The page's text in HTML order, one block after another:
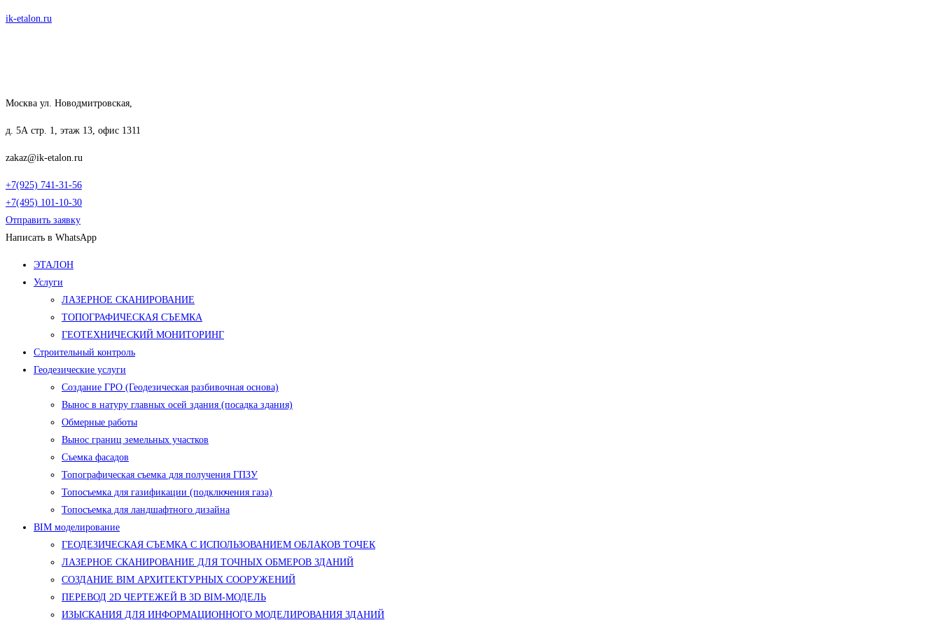
Перейти
ik-etalon.ru
Москва ул. Новодмитровская,
д. 5А стр. 1, этаж 13, офис 1311
zakaz@ik-etalon.ru
+7(925) 741-31-56
+7(495) 101-10-30
Отправить заявку
Написать в WhatsApp
Меню
ЭТАЛОН
Услуги
ЛАЗЕРНОЕ СКАНИРОВАНИЕ
ТОПОГРАФИЧЕСКАЯ СЪЕМКА
ГЕОТЕХНИЧЕСКИЙ МОНИТОРИНГ
Строительный контроль
Геодезические услуги
Создание ГРО (Геодезическая разбивочная основа)
Вынос в натуру главных осей здания (посадка здания)
Обмерные работы
Вынос границ земельных участков
Съемка фасадов
Топографическая съемка для получения ГПЗУ
Топосъемка для газификации (подключения газа)
Топосъемка для ландшафтного дизайна
BIM моделирование
ГЕОДЕЗИЧЕСКАЯ СЪЕМКА С ИСПОЛЬЗОВАНИЕМ ОБЛАКОВ ТОЧЕК
ЛАЗЕРНОЕ СКАНИРОВАНИЕ ДЛЯ ТОЧНЫХ ОБМЕРОВ ЗДАНИЙ
СОЗДАНИЕ BIM АРХИТЕКТУРНЫХ СООРУЖЕНИЙ
ПЕРЕВОД 2D ЧЕРТЕЖЕЙ В 3D BIM-МОДЕЛЬ
ИЗЫСКАНИЯ ДЛЯ ИНФОРМАЦИОННОГО МОДЕЛИРОВАНИЯ ЗДАНИЙ